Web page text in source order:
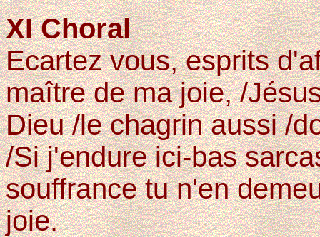
XI Choral
Ecartez vous, esprits
maître de ma joie, /
Dieu /le chagrin aussi /
/Si j'endure ici-bas
souffrance tu n'en
joie.